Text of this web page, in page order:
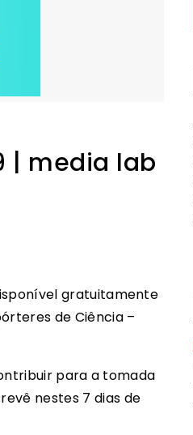
| media lab
gratuitamente
de Ciência –
para a tomada
nestes 7 dias de